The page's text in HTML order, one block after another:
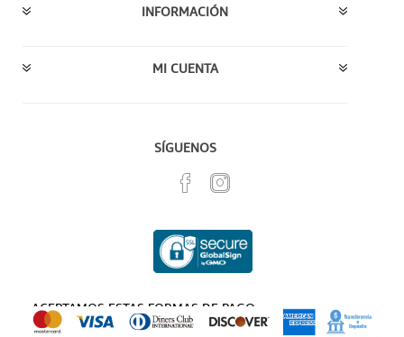
INFORMACIÓN
MI CUENTA
SÍGUENOS
ACEPTAMOS ESTAS FORMAS DE PAGO